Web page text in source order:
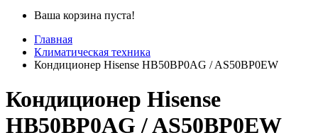
Ваша корзина пуста!
Главная
Климатическая техника
Кондиционер Hisense HB50BP0AG / AS50BP0EW
Кондиционер Hisense
HB50BP0AG / AS50BP0EW